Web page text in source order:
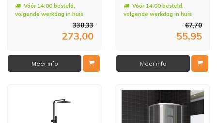
Vóór 14:00 besteld,
volgende werkdag in huis
330,33
273,00
Meer info
Vóór 14:00 besteld,
volgende werkdag in huis
67,70
55,95
Meer info